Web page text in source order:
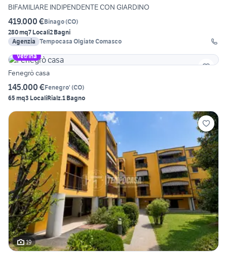
BIFAMILIARE INDIPENDENTE CON GIARDINO
419.000 €Binago(CO)
280 mq7 Locali2 Bagni
Agenzia Tempocasa Olgiate Comasco
Vetrina
Fenegrò casa
145.000 €Fenegro' (CO)
65 mq3 LocaliRialz.1 Bagno
19